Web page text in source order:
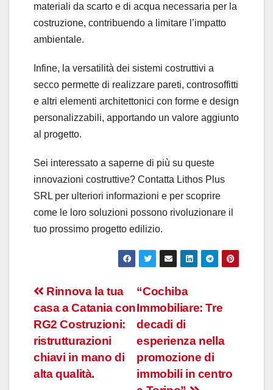
materiali da scarto e di acqua necessaria per la
costruzione, contribuendo a limitare l’impatto
ambientale.
Infine, la versatilità dei sistemi costruttivi a
secco permette di realizzare pareti, controsoffitti
e altri elementi architettonici con forme e design
personalizzabili, apportando un valore aggiunto
al progetto.
Sei interessato a saperne di più su queste
innovazioni costruttive? Contatta Lithos Plus
SRL per ulteriori informazioni e per scoprire
come le loro soluzioni possono rivoluzionare il
tuo prossimo progetto edilizio.
Navigazione
articoli
“Cochiba
Immobiliare: Tre
decadi di
esperienza nella
promozione di
immobili in centro
Rinnova la tua
casa a Catania con
RG2 Costruzioni:
ristrutturazioni
chiavi in mano di
alta qualità.